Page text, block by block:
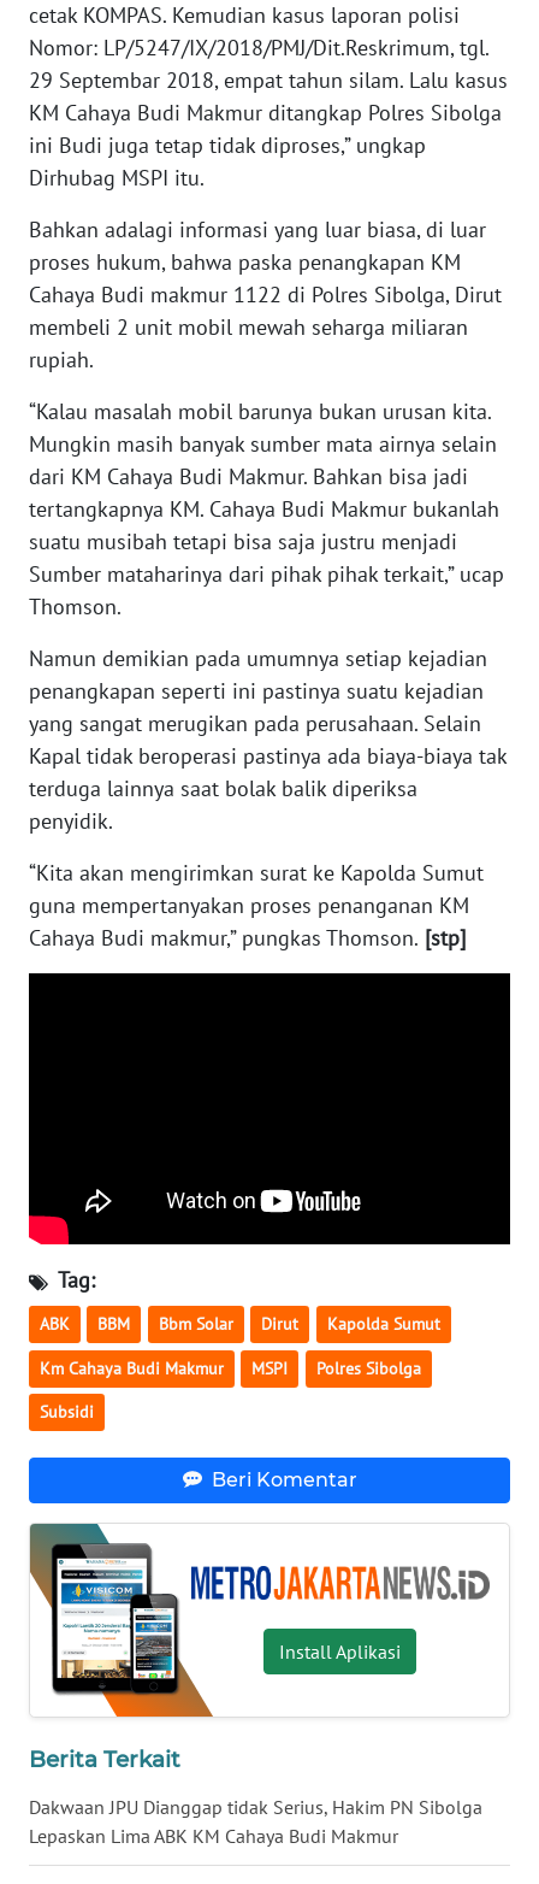
cetak KOMPAS. Kemudian kasus laporan polisi
Nomor: LP/5247/IX/2018/PMJ/Dit.Reskrimum, tgl.
29 Septembar 2018, empat tahun silam. Lalu kasus
KM Cahaya Budi Makmur ditangkap Polres Sibolga
ini Budi juga tetap tidak diproses,” ungkap
Dirhubag MSPI itu.
Bahkan adalagi informasi yang luar biasa, di luar
proses hukum, bahwa paska penangkapan KM
Cahaya Budi makmur 1122 di Polres Sibolga, Dirut
membeli 2 unit mobil mewah seharga miliaran
rupiah.
“Kalau masalah mobil barunya bukan urusan kita.
Mungkin masih banyak sumber mata airnya selain
dari KM Cahaya Budi Makmur. Bahkan bisa jadi
tertangkapnya KM. Cahaya Budi Makmur bukanlah
suatu musibah tetapi bisa saja justru menjadi
Sumber mataharinya dari pihak pihak terkait,” ucap
Thomson.
Namun demikian pada umumnya setiap kejadian
penangkapan seperti ini pastinya suatu kejadian
yang sangat merugikan pada perusahaan. Selain
Kapal tidak beroperasi pastinya ada biaya-biaya tak
terduga lainnya saat bolak balik diperiksa
penyidik.
“Kita akan mengirimkan surat ke Kapolda Sumut
guna mempertanyakan proses penanganan KM
Cahaya Budi makmur,” pungkas Thomson. [stp]
Tag:
ABK BBM Bbm Solar Dirut Kapolda Sumut
Km Cahaya Budi Makmur MSPI Polres Sibolga
Subsidi
Beri Komentar
Install Aplikasi
Berita Terkait
Dakwaan JPU Dianggap tidak Serius, Hakim PN Sibolga
Lepaskan Lima ABK KM Cahaya Budi Makmur
WN
KARO
WN
SIMALUNGUN
LABUHANBATU
WN
TAPANULI
WN DELI
SERDANG
TEBING
TINGGI
WN
WN
KARAWANG
WN
BEKASI
WN
BOGOR
WN
SAMOSIR
PADANG
LAWAS
WN
SUMEDANG
WN
KEPULAUAN
SERIBU
WN
TANGERANG
WN
WN
CIREBON